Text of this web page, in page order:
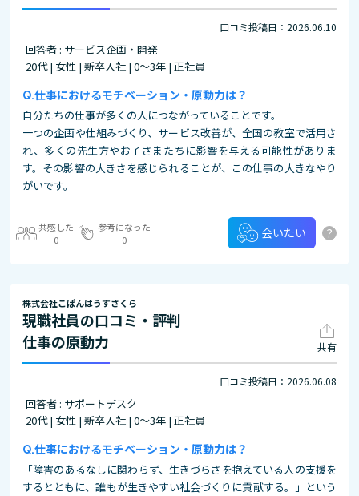
口コミ投稿日：2026.06.10
回答者 : サービス企画・開発
20代 | 女性 | 新卒入社 | 0～3年 | 正社員
仕事におけるモチベーション・原動力は？
自分たちの仕事が多くの人につながっていることです。
一つの企画や仕組みづくり、サービス改善が、全国の教室で活用さ
れ、多くの先生方やお子さまたちに影響を与える可能性がありま
す。その影響の大きさを感じられることが、この仕事の大きなやり
がいです。
共感した
0
参考になった
0
会いたい ?
株式会社こぱんはうすさくら
現職社員の口コミ・評判
仕事の原動力
共有
口コミ投稿日：2026.06.08
回答者 : サポートデスク
20代 | 女性 | 新卒入社 | 0～3年 | 正社員
仕事におけるモチベーション・原動力は？
「障害のあるなしに関わらず、生きづらさを抱えている人の支援を
するとともに、誰もが生きやすい社会づくりに貢献する。」という